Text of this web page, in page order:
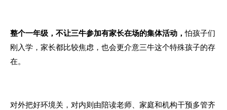
整个一年级，不让三牛参加有家长在场的集体活动，怕孩子们
刚入学，家长都比较焦虑，也会更介意三牛这个特殊孩子的存
在。
对外把好环境关，对内则由陪读老师、家庭和机构干预多管齐